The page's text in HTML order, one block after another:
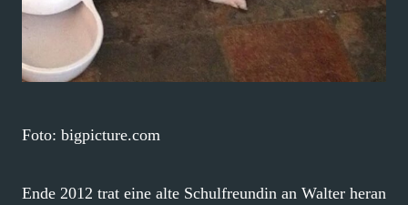
Foto: bigpicture.com
Ende 2012 trat eine alte Schulfreundin an Walter heran